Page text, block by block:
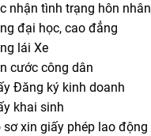
nhận tình trạng hôn nhân
đại học, cao đẳng
lái Xe
cước công dân
Đăng ký kinh doanh
khai sinh
sơ xin giấy phép lao động